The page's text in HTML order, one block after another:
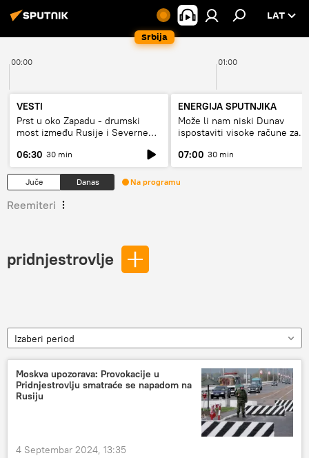
Srbija
LAT
00:00 01:00
VESTI
Prst u oko Zapadu - drumski
most između Rusije i Severne
06:30 30 min
ENERGIJA SPUTNJIKA
Može li nam niski Dunav
ispostaviti visoke račune za
07:00 30 min
Juče Danas Na programu
Reemiteri
pridnjestrovlje
Izaberi period
Moskva upozorava: Provokacije u
Pridnjestrovlju smatraće se napadom na
Rusiju
4 Septembar 2024, 13:35